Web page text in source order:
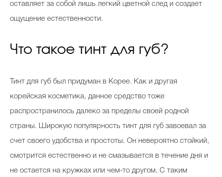
Полиция красоты
Celebrity дня
Интервью со звездой
оставляет за собой лишь легкий цветной след и создает
ощущение естественности.
Что такое тинт для губ?
Тинт для губ был придуман в Корее. Как и другая
корейская косметика, данное средство тоже
распространилось далеко за пределы своей родной
страны. Широкую популярность тинт для губ завоевал за
счет своего удобства и простоты. Он невероятно стойкий,
смотрится естественно и не смазывается в течение дня и
не остается на кружках или чем-то другом. С таким